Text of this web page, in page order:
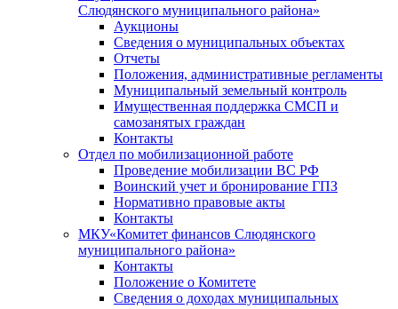
Слюдянского муниципального района»
Аукционы
Сведения о муниципальных объектах
Отчеты
Положения, административные регламенты
Муниципальный земельный контроль
Имущественная поддержка СМСП и
самозанятых граждан
Контакты
Отдел по мобилизационной работе
Проведение мобилизации ВС РФ
Воинский учет и бронирование ГПЗ
Нормативно правовые акты
Контакты
МКУ«Комитет финансов Слюдянского
муниципального района»
Контакты
Положение о Комитете
Сведения о доходах муниципальных